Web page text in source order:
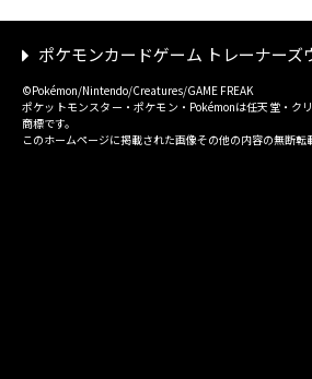
ポケモンカードゲーム トレーナーズ
©Pokémon/Nintendo/Creatures/GAME FREAK
ポケットモンスター・ポケモン・Pokémonは任天堂・ク
商標です。
このホームページに掲載された画像その他の内容の無断転